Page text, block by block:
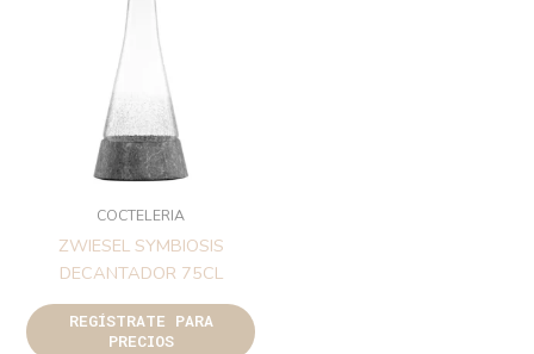
COCTELERIA
ZWIESEL SYMBIOSIS
DECANTADOR 75CL
REGÍSTRATE PARA
PRECIOS